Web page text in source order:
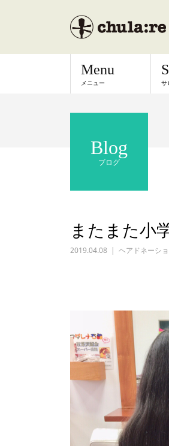
Menu
メニュー サ
Blog
ブログ
またまた小
2019.04.08 ヘアドネーシ